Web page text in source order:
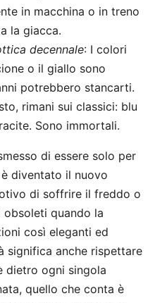
in macchina o in treno
la giacca.
decennale: I colori
o il giallo sono
potrebbero stancarti.
rimani sui classici: blu
Sono immortali.
di essere solo per
diventato il nuovo
di soffrire il freddo o
quando la
così eleganti ed
significa anche rispettare
dietro ogni singola
quello che conta è